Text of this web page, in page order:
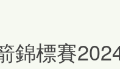
錦標賽